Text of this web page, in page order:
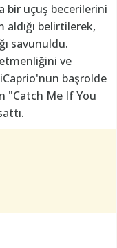
bir uçuş becerilerini
belirtilerek,
savunuldu.
ve
başrolde
"Catch Me If You